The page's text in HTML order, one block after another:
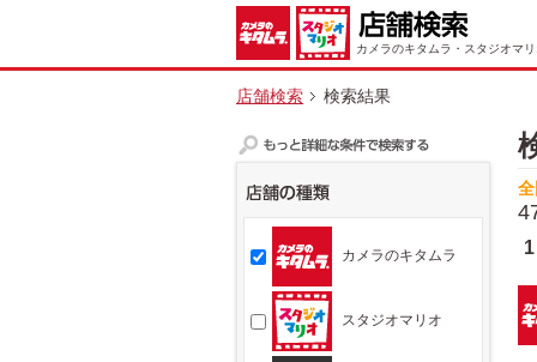
カメラのキタムラ・スタジオマ
店舗検索 検索結果
1
カメラのキタムラ
スタジオマリオ